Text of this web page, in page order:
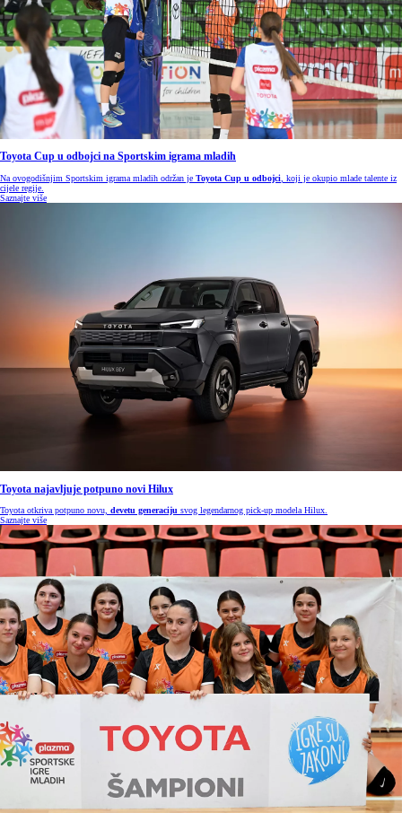
Toyota Cup u odbojci na Sportskim igrama mladih
Na ovogodišnjim Sportskim igrama mladih održan je Toyota Cup u odbojci , koji je okupio mlade talente iz
cijele regije.
Saznajte više
Toyota najavljuje potpuno novi Hilux
Toyota otkriva potpuno novu, devetu generaciju svog legendarnog pick-up modela Hilux.
Saznajte više